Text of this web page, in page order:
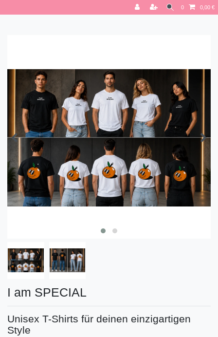
0 0,00 €
I am SPECIAL
Unisex T-Shirts für deinen einzigartigen
Style